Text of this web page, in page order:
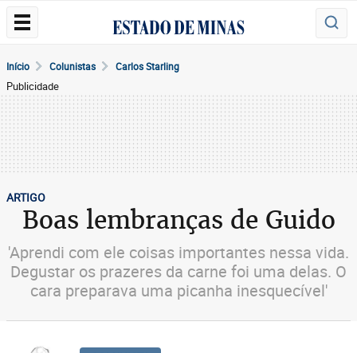
Início Colunistas Carlos Starling
Publicidade
ARTIGO
Boas lembranças de Guido
'Aprendi com ele coisas importantes nessa vida.
Degustar os prazeres da carne foi uma delas. O
cara preparava uma picanha inesquecível'